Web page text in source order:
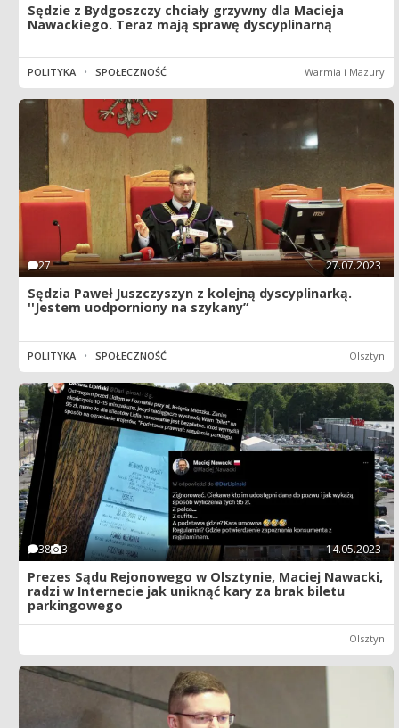
Sędzie z Bydgoszczy chciały grzywny dla Macieja
Nawackiego. Teraz mają sprawę dyscyplinarną
POLITYKA • SPOŁECZNOŚĆ Warmia i Mazury
27 27.07.2023
Sędzia Paweł Juszczyszyn z kolejną dyscyplinarką.
''Jestem uodporniony na szykany”
POLITYKA • SPOŁECZNOŚĆ Olsztyn
38 3 14.05.2023
Prezes Sądu Rejonowego w Olsztynie, Maciej Nawacki,
radzi w Internecie jak uniknąć kary za brak biletu
parkingowego
Olsztyn